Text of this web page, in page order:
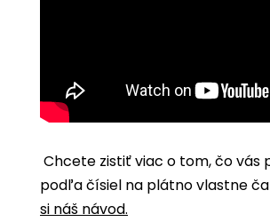
Chcete zistiť viac o tom, čo vás
podľa čísiel na plátno vlastne
si náš návod.